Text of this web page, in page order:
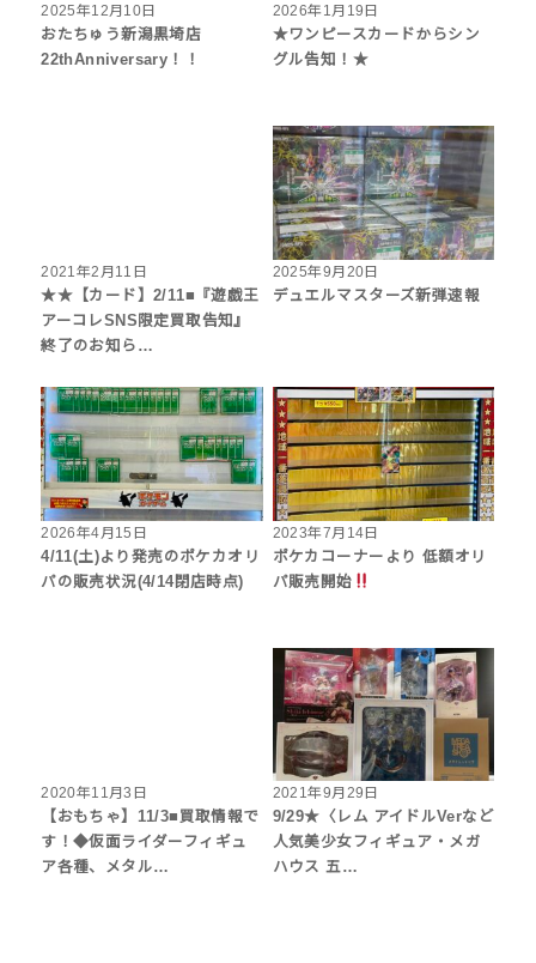
2025年12月10日
おたちゅう新潟黒埼店
22thAnniversary！！
2026年1月19日
★ワンピースカードからシン
グル告知！★
2021年2月11日
★★【カード】2/11■『遊戯王
アーコレSNS限定買取告知』
終了のお知ら…
2025年9月20日
デュエルマスターズ新弾速報
2026年4月15日
4/11(土)より発売のポケカオリ
パの販売状況(4/14閉店時点)
2023年7月14日
ポケカコーナーより 低額オリ
パ販売開始
2020年11月3日
【おもちゃ】11/3■買取情報で
す！◆仮面ライダーフィギュ
ア各種、メタル…
2021年9月29日
9/29★〈レム アイドルVerなど
人気美少女フィギュア・メガ
ハウス 五…